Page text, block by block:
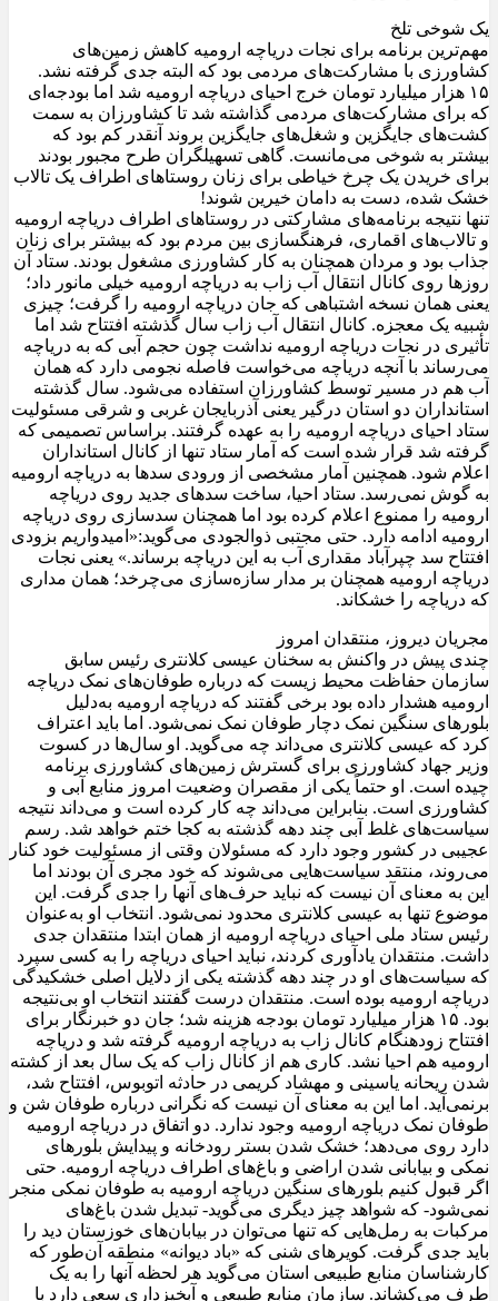
یک شوخی تلخ
مهم‌ترین برنامه برای نجات دریاچه ارومیه کاهش زمین‌های
کشاورزی با مشارکت‌های مردمی بود که البته جدی گرفته نشد.
۱۵ هزار میلیارد تومان خرج احیای دریاچه ارومیه شد اما بودجه‌ای
که برای مشارکت‌های مردمی گذاشته شد تا کشاورزان به سمت
کشت‌های جایگزین و شغل‌های جایگزین بروند آنقدر کم بود که
بیشتر به شوخی می‌مانست. گاهی تسهیلگران طرح مجبور بودند
برای خریدن یک چرخ خیاطی برای زنان روستاهای اطراف یک تالاب
خشک شده، دست به دامان خیرین شوند!
تنها نتیجه برنامه‌های مشارکتی در روستا‌های اطراف دریاچه ارومیه
و تالاب‌‌های اقماری، فرهنگسازی بین مردم بود که بیشتر برای زنان
جذاب بود و مردان همچنان به کار کشاورزی مشغول بودند. ستاد آن
روزها روی کانال انتقال آب زاب به دریاچه ارومیه خیلی مانور داد؛
یعنی همان نسخه اشتباهی که جان دریاچه ارومیه را گرفت؛ چیزی
شبیه یک معجزه. کانال انتقال آب زاب سال گذشته افتتاح شد اما
تأثیری در نجات دریاچه ارومیه نداشت چون حجم آبی که به دریاچه
می‌رساند با آنچه دریاچه می‌خواست فاصله نجومی دارد که همان
آب هم در مسیر توسط کشاورزان استفاده می‌شود. سال گذشته
استانداران دو استان درگیر یعنی آذربایجان غربی و شرقی مسئولیت
ستاد احیای دریاچه ارومیه را به عهده گرفتند. براساس تصمیمی که
گرفته شد قرار شده است که آمار ستاد تنها از کانال استانداران
اعلام شود. همچنین آمار مشخصی از ورودی سدها به دریاچه ارومیه
به گوش نمی‌رسد. ستاد احیا، ساخت سدهای جدید روی دریاچه
ارومیه را ممنوع اعلام کرده بود اما همچنان سدسازی روی دریاچه
ارومیه ادامه دارد. حتی مجتبی ذوالجودی می‌گوید:«امیدواریم بزودی
افتتاح سد چپرآباد مقداری آب به این دریاچه برساند.» یعنی نجات
دریاچه ارومیه همچنان بر مدار سازه‌سازی می‌چرخد؛ همان مداری
که دریاچه را خشکاند.
مجریان دیروز، منتقدان امروز
چندی پیش در واکنش به سخنان عیسی کلانتری رئیس سابق
سازمان حفاظت محیط زیست که درباره طوفان‌های نمک دریاچه
ارومیه هشدار داده بود برخی گفتند که دریاچه ارومیه به‌دلیل
بلورهای سنگین نمک دچار طوفان نمک نمی‌شود. اما باید اعتراف
کرد که عیسی کلانتری می‌داند چه می‌گوید. او سال‌ها در کسوت
وزیر جهاد کشاورزی برای گسترش زمین‌های کشاورزی برنامه
چیده است. او حتماً یکی از مقصران وضعیت امروز منابع آبی و
کشاورزی است. بنابراین می‌داند چه کار کرده است و می‌داند نتیجه
سیاست‌های غلط آبی چند دهه گذشته به کجا ختم خواهد شد. رسم
عجیبی در کشور وجود دارد که مسئولان وقتی از مسئولیت خود کنار
می‌روند، منتقد سیاست‌هایی می‌شوند که خود مجری آن بودند اما
این به معنای آن نیست که نباید حرف‌های آنها را جدی گرفت. این
موضوع تنها به عیسی کلانتری محدود نمی‌شود. انتخاب او به‌عنوان
رئیس ستاد ملی احیای دریاچه ارومیه از همان ابتدا منتقدان جدی
داشت. منتقدان یادآوری کردند، نباید احیای دریاچه را به کسی سپرد
که سیاست‌های او در چند دهه گذشته یکی از دلایل اصلی خشکیدگی
دریاچه ارومیه بوده است. منتقدان درست گفتند انتخاب او بی‌نتیجه
بود. ۱۵ هزار میلیارد تومان بودجه هزینه شد؛ جان دو خبرنگار برای
افتتاح زودهنگام کانال زاب به دریاچه ارومیه گرفته شد و دریاچه
ارومیه هم احیا نشد. کاری هم از کانال زاب که یک سال بعد از کشته
شدن ریحانه یاسینی و مهشاد کریمی در حادثه اتوبوس، افتتاح شد،
برنمی‌آید. اما این به معنای آن نیست که نگرانی درباره طوفان شن و
طوفان نمک دریاچه ارومیه وجود ندارد. دو اتفاق در دریاچه ارومیه
دارد روی می‌دهد؛ خشک شدن بستر رودخانه و پیدایش بلورهای
نمکی و بیابانی شدن اراضی و باغ‌های اطراف دریاچه ارومیه. حتی
اگر قبول کنیم بلورهای سنگین دریاچه ارومیه به طوفان نمکی منجر
نمی‌شود- که شواهد چیز دیگری می‌گوید- تبدیل شدن باغ‌های
مرکبات به رمل‌هایی که تنها می‌توان در بیابان‌های خوزستان دید را
باید جدی گرفت. کویرهای شنی که «باد دیوانه» منطقه آن‌طور که
کارشناسان منابع طبیعی استان می‌گوید هر لحظه آنها را به یک
طرف می‌کشاند. سازمان منابع طبیعی و آبخیزداری سعی دارد با